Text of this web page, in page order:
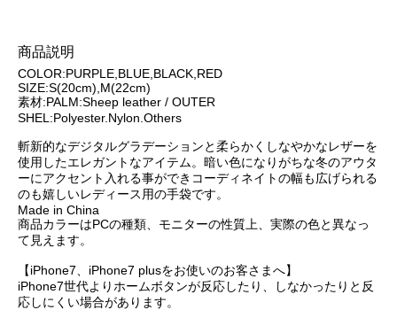
商品説明
COLOR:PURPLE,BLUE,BLACK,RED
SIZE:S(20cm),M(22cm)
素材:PALM:Sheep leather / OUTER
SHEL:Polyester.Nylon.Others
斬新的なデジタルグラデーションと柔らかくしなやかなレザーを
使用したエレガントなアイテム。暗い色になりがちな冬のアウタ
ーにアクセント入れる事ができコーディネイトの幅も広げられる
のも嬉しいレディース用の手袋です。
Made in China
商品カラーはPCの種類、モニターの性質上、実際の色と異なっ
て見えます。
【iPhone7、iPhone7 plusをお使いのお客さまへ】
iPhone7世代よりホームボタンが反応したり、しなかったりと反
応しにくい場合があります。